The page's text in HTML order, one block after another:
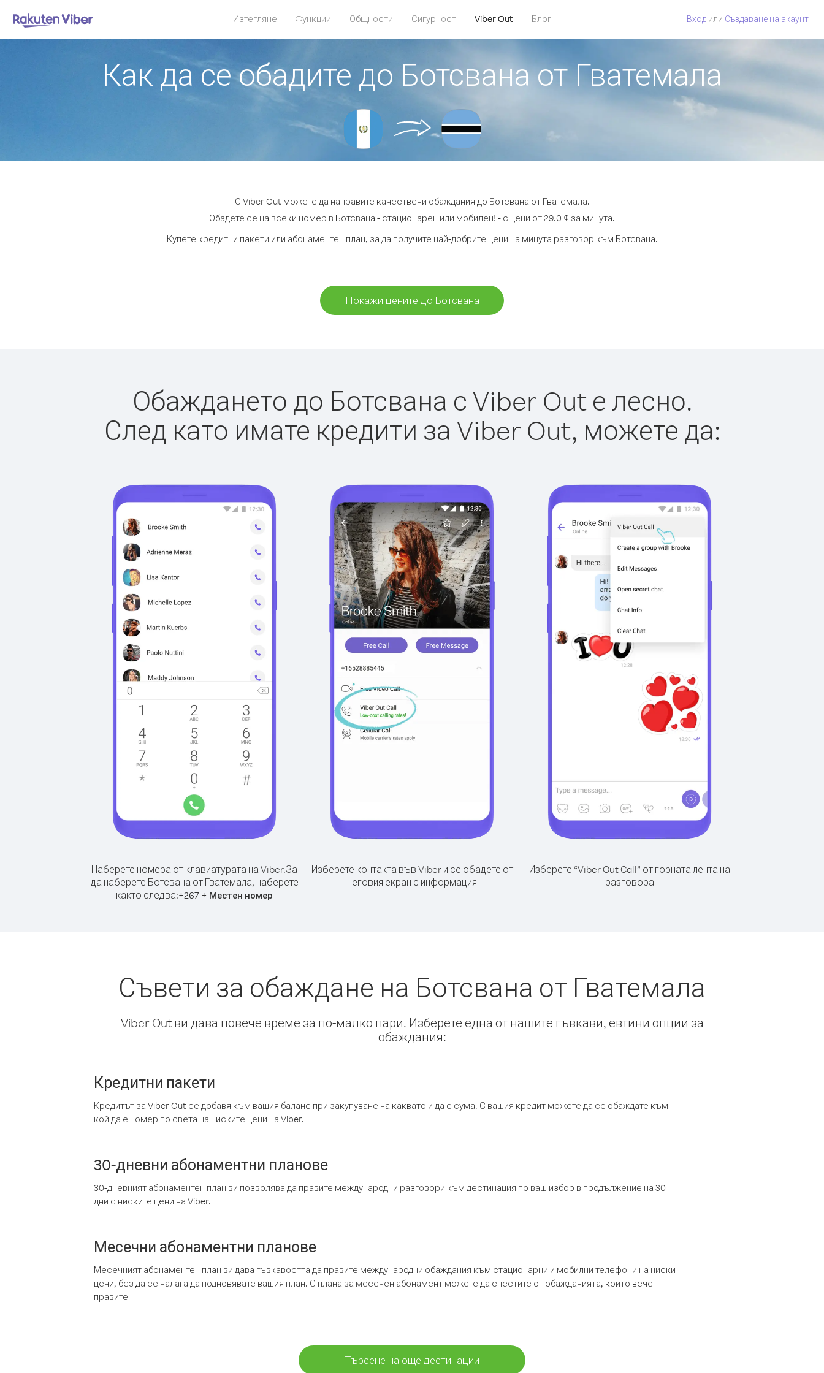
Изтегляне Функции Общности Сигурност Viber Out Блог Вход или Създаване на акаунт
Как да се обадите до Ботсвана от Гватемала
С Viber Out можете да направите качествени обаждания до Ботсвана от Гватемала.
Обадете се на всеки номер в Ботсвана - стационарен или мобилен! - с цени от 29.0 ¢ за минута.
Купете кредитни пакети или абонаментен план, за да получите най-добрите цени на минута разговор към Ботсвана.
Покажи цените до Ботсвана
Обаждането до Ботсвана с Viber Out е лесно.
След като имате кредити за Viber Out, можете да:
Наберете номера от клавиатурата на Viber.За
да наберете Ботсвана от Гватемала, наберете
както следва:+267 + Местен номер
Изберете контакта във Viber и се обадете от
неговия екран с информация
Изберете “Viber Out Call” от горната лента на
разговора
Съвети за обаждане на Ботсвана от Гватемала
Viber Out ви дава повече време за по-малко пари. Изберете една от нашите гъвкави, евтини опции за
обаждания:
Кредитни пакети
Кредитът за Viber Out се добавя към вашия баланс при закупуване на каквато и да е сума. С вашия кредит можете да се обаждате към
кой да е номер по света на ниските цени на Viber.
30-дневни абонаментни планове
30-дневният абонаментен план ви позволява да правите международни разговори към дестинация по ваш избор в продължение на 30
дни с ниските цени на Viber.
Месечни абонаментни планове
Месечният абонаментен план ви дава гъвкавостта да правите международни обаждания към стационарни и мобилни телефони на ниски
цени, без да се налага да подновявате вашия план. С плана за месечен абонамент можете да спестите от обажданията, които вече
правите
Търсене на още дестинации